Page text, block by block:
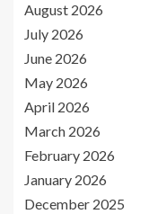
August 2026
July 2026
June 2026
May 2026
April 2026
March 2026
February 2026
January 2026
December 2025